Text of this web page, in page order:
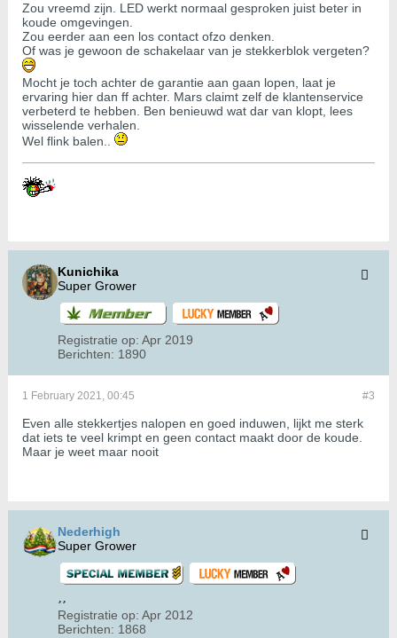
Zou vreemd zijn. LED werkt normaal gesproken juist beter in
koude omgevingen.
Zou eerder aan een los contact ofzo denken.
Of was je gewoon de schakelaar van je stekkerblok vergeten?
Mocht je toch achter de garantie aan gaan lopen, laat je
ervaring hier dan ff achter. Mars claimt zelf de klantenservice
verbeterd te hebben. Ben benieuwd wat dar van klopt, lees
wisselende verhalen.
Wel flink balen..
Kunichika
Super Grower
Registratie op: Apr 2019
Berichten: 1890
#3
1 February 2021, 00:45
Even alle stekkertjes nalopen en goed induwen, lijkt me sterk
dat iets te veel krimpt en geen contact maakt door de koude.
Maar je weet maar nooit
Nederhigh
Super Grower
Registratie op: Apr 2012
Berichten: 1868